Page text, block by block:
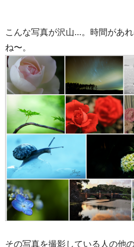
こんな写真が沢山…。時間があ
ね〜。
その写真を撮影している人の他